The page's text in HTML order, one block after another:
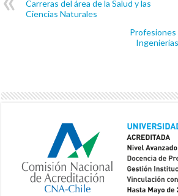
Carreras del área de la Salud y las
Ciencias Naturales
Profesiones